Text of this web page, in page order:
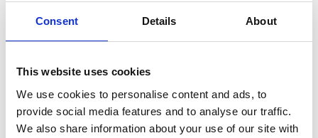
Consent Details About
This website uses cookies
We use cookies to personalise content and ads, to
provide social media features and to analyse our traffic.
We also share information about your use of our site with
905SEK